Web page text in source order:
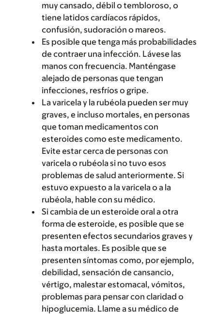
muy cansado, débil o tembloroso, o
tiene latidos cardíacos rápidos,
confusión, sudoración o mareos.
Es posible que tenga más probabilidades
de contraer una infección. Lávese las
manos con frecuencia. Manténgase
alejado de personas que tengan
infecciones, resfríos o gripe.
La varicela y la rubéola pueden ser muy
graves, e incluso mortales, en personas
que toman medicamentos con
esteroides como este medicamento.
Evite estar cerca de personas con
varicela o rubéola si no tuvo esos
problemas de salud anteriormente. Si
estuvo expuesto a la varicela o a la
rubéola, hable con su médico.
Si cambia de un esteroide oral a otra
forma de esteroide, es posible que se
presenten efectos secundarios graves y
hasta mortales. Es posible que se
presenten síntomas como, por ejemplo,
debilidad, sensación de cansancio,
vértigo, malestar estomacal, vómitos,
problemas para pensar con claridad o
hipoglucemia. Llame a su médico de